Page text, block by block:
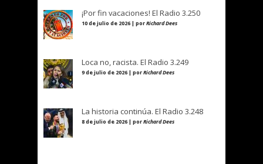
¡Por fin vacaciones! El Radio 3.250
10 de julio de 2026 | porRichard Dees
Loca no, racista. El Radio 3.249
9 de julio de 2026 | porRichard Dees
La historia continúa. El Radio 3.248
8 de julio de 2026 | porRichard Dees